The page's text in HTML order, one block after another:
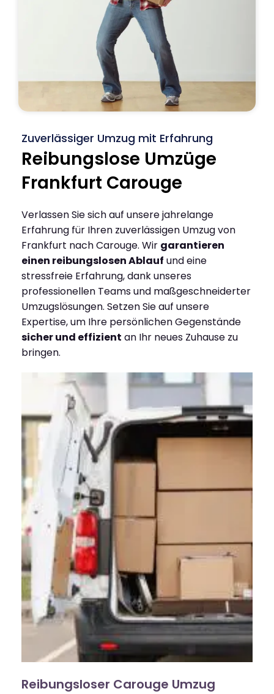
Zuverlässiger Umzug mit Erfahrung
Reibungslose Umzüge
Frankfurt Carouge
Verlassen Sie sich auf unsere jahrelange
Erfahrung für Ihren zuverlässigen Umzug von
Frankfurt nach Carouge. Wir garantieren
einen reibungslosen Ablauf und eine
stressfreie Erfahrung, dank unseres
professionellen Teams und maßgeschneiderter
Umzugslösungen. Setzen Sie auf unsere
Expertise, um Ihre persönlichen Gegenstände
sicher und effizient an Ihr neues Zuhause zu
bringen.
Reibungsloser Carouge Umzug